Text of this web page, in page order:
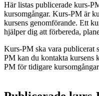
Här listas publicerade kurs-
kursomgångar. Kurs-PM är
kursens genomförande. Ett
hjälper dig att förbereda,
Kurs-PM ska vara publicerat
PM kan du kontakta kursens
PM för tidigare